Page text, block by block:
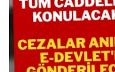
Aktüel Magazin
Hakkımızda